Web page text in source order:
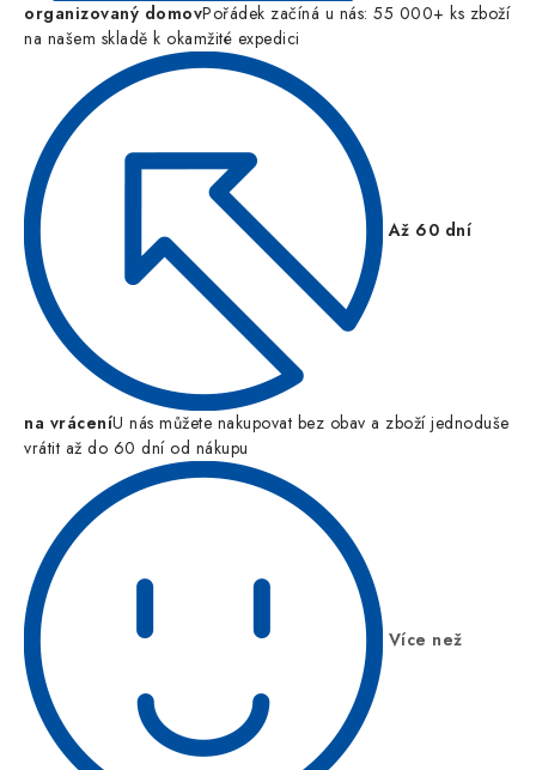
organizovaný domovPořádek začíná u nás: 55 000+ ks zboží
na našem skladě k okamžité expedici
Až 60 dní
na vráceníU nás můžete nakupovat bez obav a zboží jednoduše
vrátit až do 60 dní od nákupu
Více než